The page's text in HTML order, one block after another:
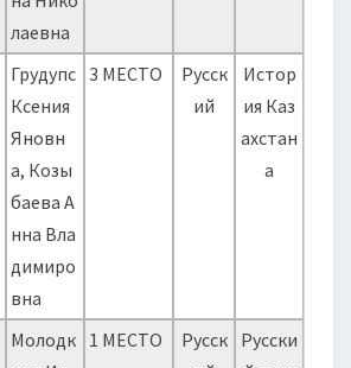
лаевна
Грудупс
Ксения
Яновн
а, Козы
баева А
нна Вла
димиро
вна
3 МЕСТО
Русск
ий
Истор
ия Каз
ахстан
а
Молодк 1 МЕСТО
Русск
Русски